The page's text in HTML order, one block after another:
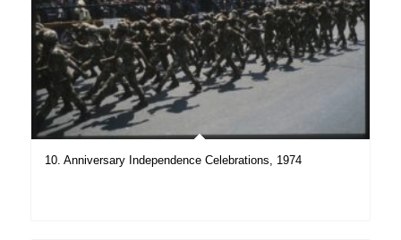
10. Anniversary Independence Celebrations, 1974